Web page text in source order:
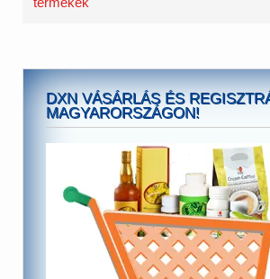
DXN VÁSÁRLÁS ÉS
MAGYARORSZÁGON!